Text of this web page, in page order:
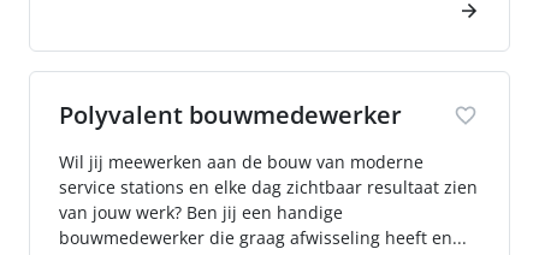
Polyvalent bouwmedewerker
Wil jij meewerken aan de bouw van moderne
service stations en elke dag zichtbaar resultaat zien
van jouw werk? Ben jij een handige
bouwmedewerker die graag afwisseling heeft en...